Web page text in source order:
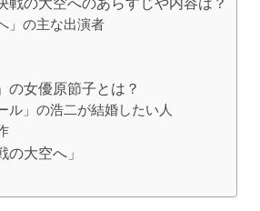
」の主な出演者
の女優原節子とは？
ル」の浩二が結婚したい人
の大空へ」